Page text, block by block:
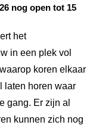
nog open tot 15
het
in een plek vol
koren elkaar
laten horen waar
gang. Er zijn al
kunnen zich nog